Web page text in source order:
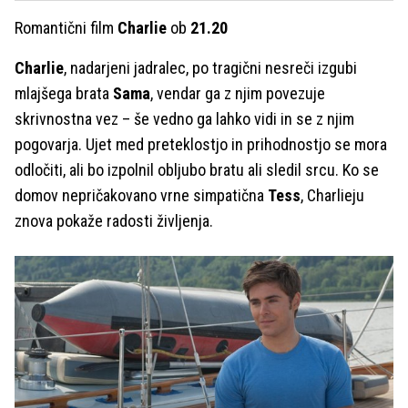
Romantični film Charlie ob 21.20
Charlie, nadarjeni jadralec, po tragični nesreči izgubi
mlajšega brata Sama, vendar ga z njim povezuje
skrivnostna vez – še vedno ga lahko vidi in se z njim
pogovarja. Ujet med preteklostjo in prihodnostjo se mora
odločiti, ali bo izpolnil obljubo bratu ali sledil srcu. Ko se
domov nepričakovano vrne simpatična Tess, Charlieju
znova pokaže radosti življenja.